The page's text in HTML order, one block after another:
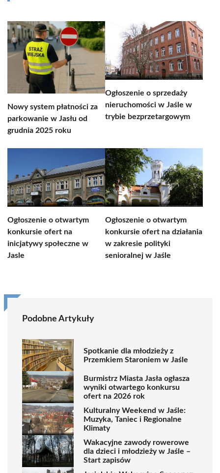
Nowy system płatności za
parkowanie w Jasłu od
grudnia 2025 roku
Ogłoszenie o sprzedaży
nieruchomości w Jaśle w
trybie bezprzetargowym
Ogłoszenie o otwartym
konkursie ofert na
inicjatywy społeczne w
Jasle
Ogłoszenie o otwartym
konkursie ofert na działania
w zakresie polityki
senioralnej w Jaśle
Podobne Artykuły
Spotkanie dla młodzieży z
Przemkiem Staroniem w Jaśle
Burmistrz Miasta Jasła ogłasza
wyniki otwartego konkursu
ofert na 2026 rok
Kulturalny Weekend w Jaśle:
Muzyka, Taniec i Regionalne
Klimaty
Wakacyjne zawody rowerowe
dla dzieci i młodzieży w Jaśle –
Start zapisów